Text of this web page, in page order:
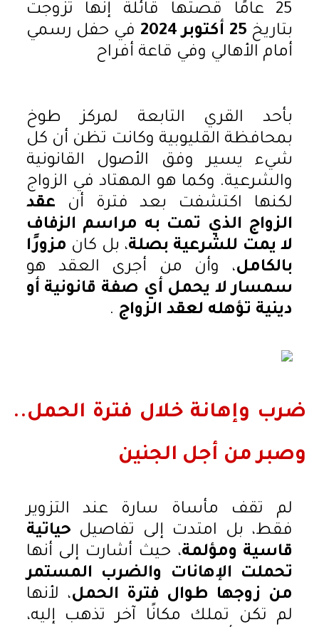
25 عامًا قصتها قائلة إنها تزوجت
بتاريخ 25 أكتوبر 2024
في حفل رسمي
أمام الأهالي وفي قاعة أفراح
بأحد القري التابعة لمركز طوخ
بمحافظة القليوبية وكانت تظن أن كل
شيء يسير وفق الأصول القانونية
والشرعية. وكما هو المهتاد في الزواج
لكنها اكتشفت بعد فترة أن عقد
الزواج الذي تمت به مراسم الزفاف
لا يمت للشرعية بصلة، بل كان مزورًا
بالكامل، وأن من أجرى العقد هو
سمسار لا يحمل أي صفة قانونية أو
دينية تؤهله لعقد الزواج .
ضرب وإهانة خلال فترة الحمل..
وصبر من أجل الجنين
لم تقف مأساة سارة عند التزوير
فقط، بل امتدت إلى تفاصيل حياتية
قاسية ومؤلمة، حيث أشارت إلى أنها
تحملت الإهانات والضرب المستمر
من زوجها طوال فترة الحمل، لأنها
لم تكن تملك مكانًا آخر تذهب إليه،